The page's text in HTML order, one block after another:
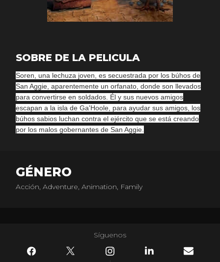
SOBRE DE LA PELICULA
Soren, una lechuza joven, es secuestrada por los búhos de
San Aggie, aparentemente un orfanato, donde son llevados
para convertirse en soldados. Él y sus nuevos amigos
escapan a la isla de Ga'Hoole, para ayudar sus amigos, los
búhos sabios luchan contra el ejército que se está creando
por los malos gobernantes de San Aggie.
GÉNERO
Acción, Adventure, Animation, Family
Síguenos